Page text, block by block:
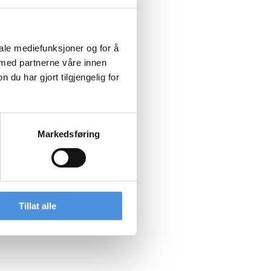
mediefunksjoner og for å
partnerne våre innen
du har gjort tilgjengelig for
Markedsføring
Tillat alle